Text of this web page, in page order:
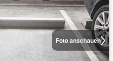
Foto anschauen